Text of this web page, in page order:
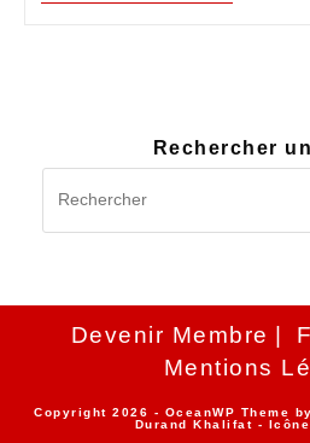
Rechercher
Devenir Membre
Mentions
Copyright 2026 - OceanWP Theme
Durand Khalifat -